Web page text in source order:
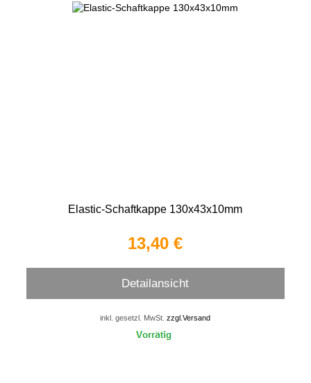
Elastic-Schaftkappe 130x43x10mm
13,40 €
Detailansicht
inkl. gesetzl. MwSt.zzgl.Versand